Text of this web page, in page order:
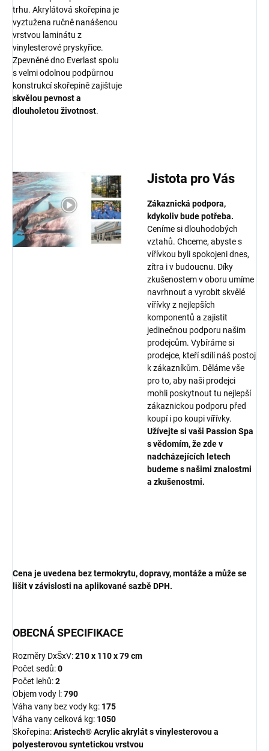
trhu. Akrylátová skořepina je
vyztužena ručně nanášenou
vrstvou laminátu z
vinylesterové pryskyřice.
Zpevněné dno Everlast spolu
s velmi odolnou podpůrnou
konstrukcí skořepině zajištuje
skvělou pevnost a
dlouholetou životnost.
Jistota pro Vás
Zákaznická podpora,
kdykoliv bude potřeba.
Ceníme si dlouhodobých
vztahů. Chceme, abyste s
vířívkou byli spokojeni dnes,
zítra i v budoucnu. Díky
zkušenostem v oboru umíme
navrhnout a vyrobit skvělé
vířívky z nejlepších
komponentů a zajistit
jedinečnou podporu našim
prodejcům. Vybíráme si
prodejce, kteří sdílí náš postoj
k zákazníkům. Děláme vše
pro to, aby naši prodejci
mohli poskytnout tu nejlepší
zákaznickou podporu před
koupí i po koupi vířívky.
Užívejte si vaši Passion Spa
s vědomím, že zde v
nadcházejících letech
budeme s našimi znalostmi
a zkušenostmi.
Cena je uvedena bez termokrytu, dopravy, montáže a může se
lišit v závislosti na aplikované sazbě DPH.
OBECNÁ SPECIFIKACE
Rozměry DxŠxV:210 x 110 x 79 cm
Počet sedů:0
Počet lehů:2
Objem vody l:790
Váha vany bez vody kg: 175
Váha vany celková kg: 1050
Skořepina:Aristech® Acrylic akrylát s vinylesterovou a
polyesterovou syntetickou vrstvou